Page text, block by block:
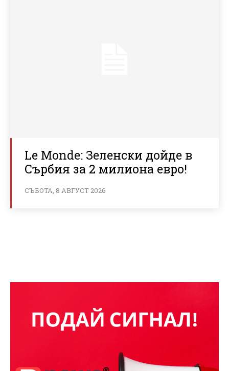
Le Monde: Зеленски дойде в
Сърбия за 2 милиона евро!
СЪБОТА, 8 АВГУСТ 2026